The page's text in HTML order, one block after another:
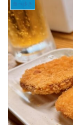
食べ歩き